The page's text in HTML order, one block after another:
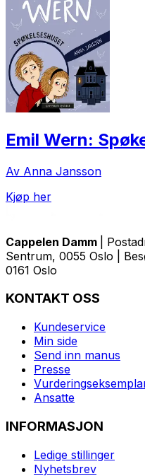
Emil Wern:
Av Anna Jansson
Kjøp her
Cappelen Damm
|
Sentrum, 0055 Oslo |
0161 Oslo
KONTAKT OSS
Kundeservice
Min side
Send inn manus
Presse
Ansatte
INFORMASJON
Ledige stillinger
Nyhetsbrev